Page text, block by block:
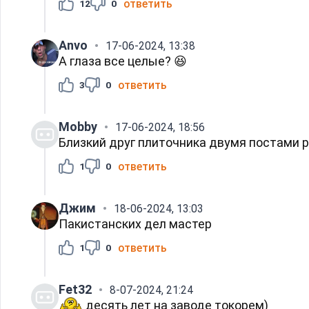
12 0 ответить
Anvo 17-06-2024, 13:38
А глаза все целые? 😆
3 0 ответить
Mobby 17-06-2024, 18:56
Близкий друг плиточника двумя постами
1 0 ответить
Джим 18-06-2024, 13:03
Пакистанских дел мастер
1 0 ответить
Fet32 8-07-2024, 21:24
десять лет на заводе токорем)